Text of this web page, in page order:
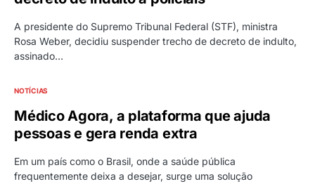
A presidente do Supremo Tribunal Federal (STF), ministra
Rosa Weber, decidiu suspender trecho de decreto de indulto,
assinado…
NOTÍCIAS
Médico Agora, a plataforma que ajuda
pessoas e gera renda extra
Em um país como o Brasil, onde a saúde pública
frequentemente deixa a desejar, surge uma solução